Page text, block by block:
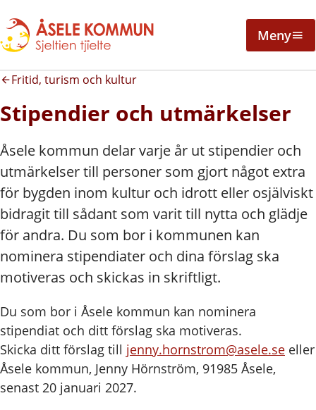
Meny
Fritid, turism och kultur
Stipendier och utmärkelser
Åsele kommun delar varje år ut stipendier och
utmärkelser till personer som gjort något extra
för bygden inom kultur och idrott eller osjälviskt
bidragit till sådant som varit till nytta och glädje
för andra. Du som bor i kommunen kan
nominera stipendiater och dina förslag ska
motiveras och skickas in skriftligt.
Du som bor i Åsele kommun kan nominera
stipendiat och ditt förslag ska motiveras.
Skicka ditt förslag till jenny.hornstrom@asele.se eller
Åsele kommun, Jenny Hörnström, 91985 Åsele,
senast 20 januari 2027.